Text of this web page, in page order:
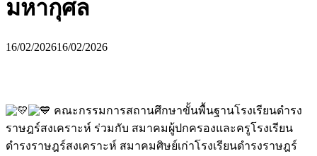
มหากุศล
16/02/202616/02/2026
คณะกรรมการสถานศึกษาขั้นพื้นฐานโรงเรียนดำรง
ราษฎร์สงเคราะห์ ร่วมกับ สมาคมผู้ปกครองและครูโรงเรียน
ดำรงราษฎร์สงเคราะห์ สมาคมศิษย์เก่าโรงเรียนดำรงราษฎร์